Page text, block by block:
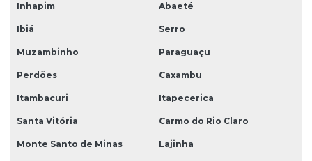
Inhapim Abaeté
Ibiá Serro
Muzambinho Paraguaçu
Perdões Caxambu
Itambacuri Itapecerica
Santa Vitória Carmo do Rio Claro
Monte Santo de Minas Lajinha